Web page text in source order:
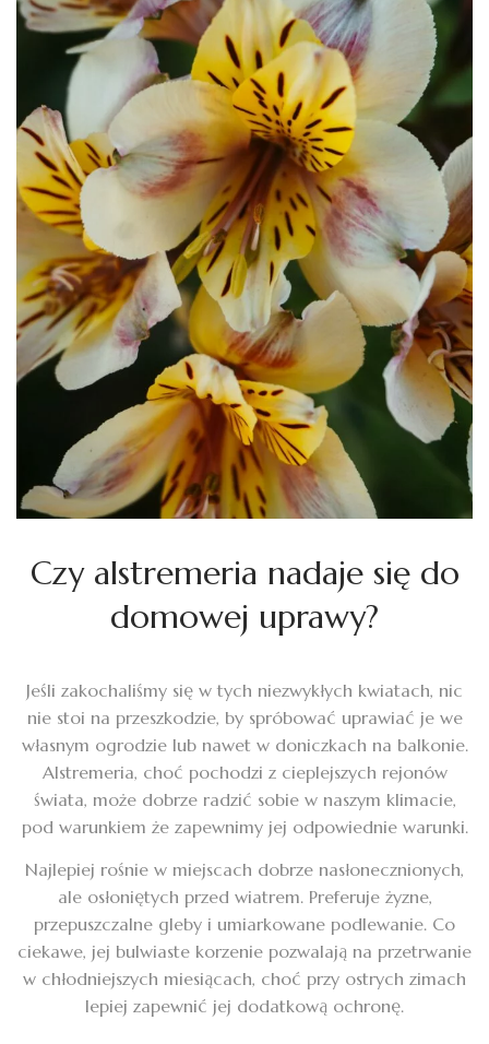
Czy alstremeria nadaje się do
domowej uprawy?
Jeśli zakochaliśmy się w tych niezwykłych kwiatach, nic
nie stoi na przeszkodzie, by spróbować uprawiać je we
własnym ogrodzie lub nawet w doniczkach na balkonie.
Alstremeria, choć pochodzi z cieplejszych rejonów
świata, może dobrze radzić sobie w naszym klimacie,
pod warunkiem że zapewnimy jej odpowiednie warunki.
Najlepiej rośnie w miejscach dobrze nasłonecznionych,
ale osłoniętych przed wiatrem. Preferuje żyzne,
przepuszczalne gleby i umiarkowane podlewanie. Co
ciekawe, jej bulwiaste korzenie pozwalają na przetrwanie
w chłodniejszych miesiącach, choć przy ostrych zimach
lepiej zapewnić jej dodatkową ochronę.